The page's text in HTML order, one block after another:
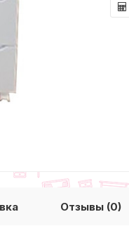
Отзывы (0)